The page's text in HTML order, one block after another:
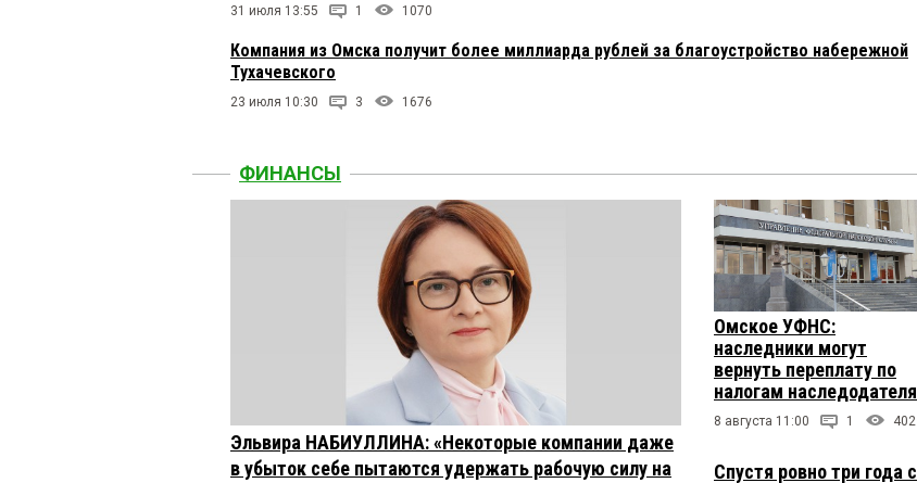
31 июля 13:55 1 1070
Компания из Омска получит более миллиарда рублей за благоустройство набережной
Тухачевского
23 июля 10:30 3 1676
ФИНАНСЫ
Эльвира НАБИУЛЛИНА: «Некоторые компании даже
в убыток себе пытаются удержать рабочую силу на
Омское УФНС:
наследники могут
вернуть переплату по
налогам наследодателя
8 августа 11:00 1 402
Спустя ровно три года с